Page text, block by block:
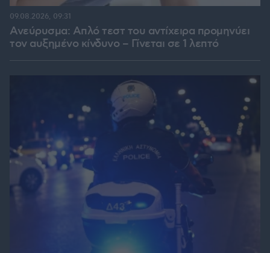
Ανεύρυσμα: Απλό τεστ του αντίχειρα προμηνύει
τον αυξημένο κίνδυνο – Γίνεται σε 1 λεπτό
09.08.2026, 09:31